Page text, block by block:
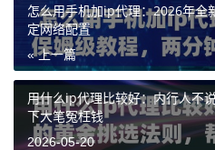
怎么用手机加ip代理：2026年全
定网络配置
« 上一篇
用什么ip代理比较好：内行人不
下大笔冤枉钱
2026-05-20